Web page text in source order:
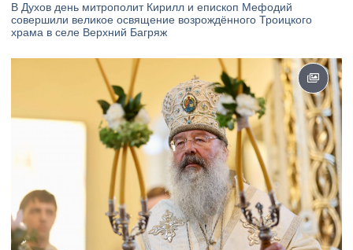
В Духов день митрополит Кирилл и епископ Мефодий
совершили великое освящение возрождённого Троицкого
храма в селе Верхний Багряж